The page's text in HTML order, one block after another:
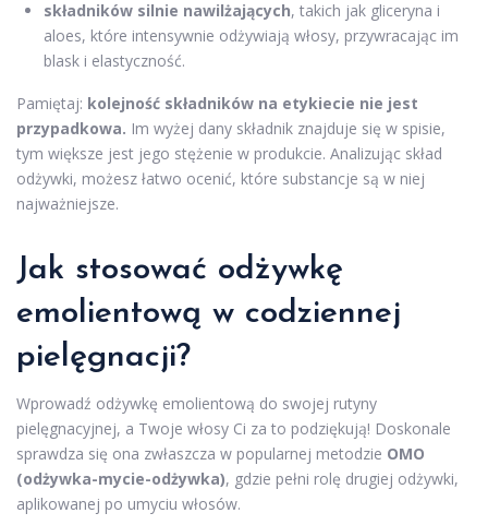
składników silnie nawilżających, takich jak gliceryna i
aloes, które intensywnie odżywiają włosy, przywracając im
blask i elastyczność.
Pamiętaj: kolejność składników na etykiecie nie jest
przypadkowa. Im wyżej dany składnik znajduje się w spisie,
tym większe jest jego stężenie w produkcie. Analizując skład
odżywki, możesz łatwo ocenić, które substancje są w niej
najważniejsze.
Jak stosować odżywkę
emolientową w codziennej
pielęgnacji?
Wprowadź odżywkę emolientową do swojej rutyny
pielęgnacyjnej, a Twoje włosy Ci za to podziękują! Doskonale
sprawdza się ona zwłaszcza w popularnej metodzie OMO
(odżywka-mycie-odżywka), gdzie pełni rolę drugiej odżywki,
aplikowanej po umyciu włosów.